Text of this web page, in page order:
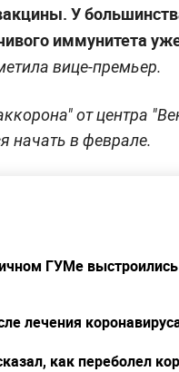
У
иммунитета
вице-премьер.
от центра
начать в феврале.
ГУМе
лечения
как переболел